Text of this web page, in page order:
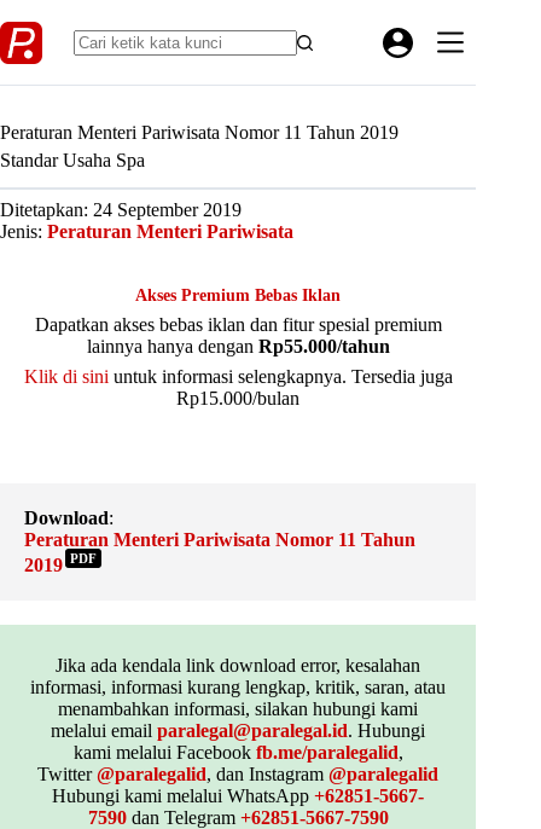
to
content
Peraturan Menteri Pariwisata Nomor 11 Tahun 2019
Standar Usaha Spa
Ditetapkan: 24 September 2019
Jenis: Peraturan Menteri Pariwisata
Akses Premium Bebas Iklan
Dapatkan akses bebas iklan dan fitur spesial premium
lainnya hanya dengan Rp55.000/tahun
Klik di sini untuk informasi selengkapnya. Tersedia juga
Rp15.000/bulan
Download:
Peraturan Menteri Pariwisata Nomor 11 Tahun
2019 PDF
Jika ada kendala link download error, kesalahan
informasi, informasi kurang lengkap, kritik, saran, atau
menambahkan informasi, silakan hubungi kami
melalui emailparalegal@paralegal.id. Hubungi
kami melalui Facebook fb.me/paralegalid,
Twitter@paralegalid, dan Instagram@paralegalid
Hubungi kami melalui WhatsApp+62851-5667-
7590dan Telegram +62851-5667-7590